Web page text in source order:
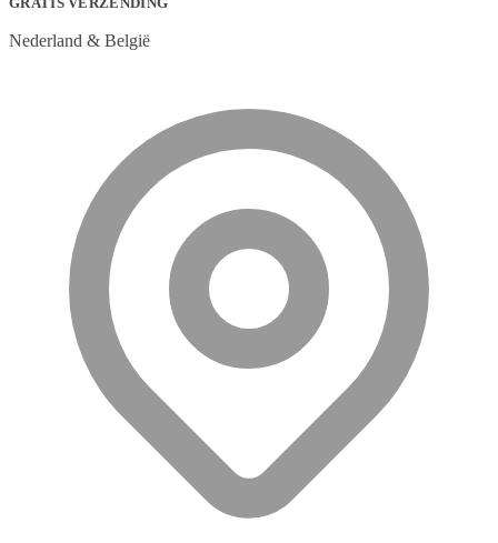
Nederland & België